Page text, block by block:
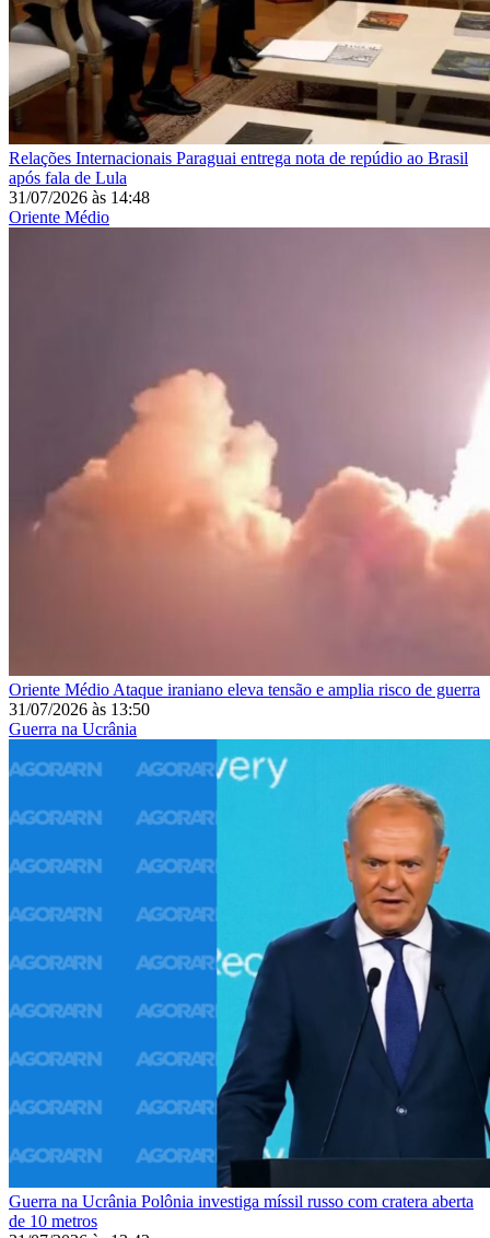
Relações Internacionais Paraguai entrega nota de repúdio ao Brasil
após fala de Lula
31/07/2026 às 14:48
Oriente Médio
Oriente Médio Ataque iraniano eleva tensão e amplia risco de guerra
31/07/2026 às 13:50
Guerra na Ucrânia
Guerra na Ucrânia Polônia investiga míssil russo com cratera aberta
de 10 metros